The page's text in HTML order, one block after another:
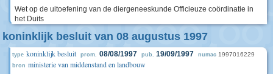
Wet op de uitoefening van de diergeneeskunde Officieuze coördinatie in
het Duits
koninklijk besluit van 08 augustus 1997
type koninklijk besluit prom. 08/08/1997 pub. 19/09/1997 numac 1997016229
bron ministerie van middenstand en landbouw